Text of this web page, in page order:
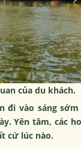
của du khách.
vào sáng
Yên tâm, các
cứ lúc nào.